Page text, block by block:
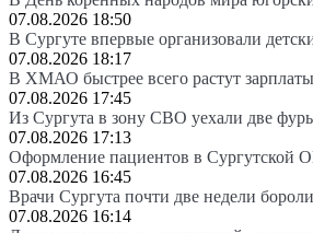
07.08.2026 18:50
В Сургуте впервые организовали
07.08.2026 18:17
В ХМАО быстрее всего растут
07.08.2026 17:45
Из Сургута в зону СВО уехали две
07.08.2026 17:13
Оформление пациентов в Сургутской
07.08.2026 16:45
Врачи Сургута почти две недели
07.08.2026 16:14